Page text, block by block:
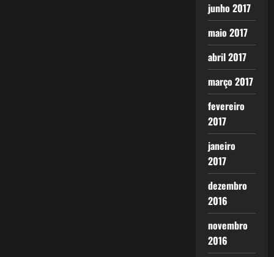
junho 2017
maio 2017
abril 2017
março 2017
fevereiro
2017
janeiro
2017
dezembro
2016
novembro
2016